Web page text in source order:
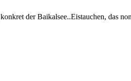
der Baikalsee..Eistauchen, das